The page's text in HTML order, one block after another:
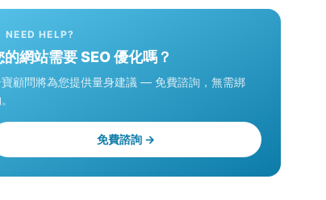
NEED HELP?
的網站需要 SEO 優化嗎？
顧問將為您提供量身建議 — 免費諮詢，無需綁
免費諮詢 →